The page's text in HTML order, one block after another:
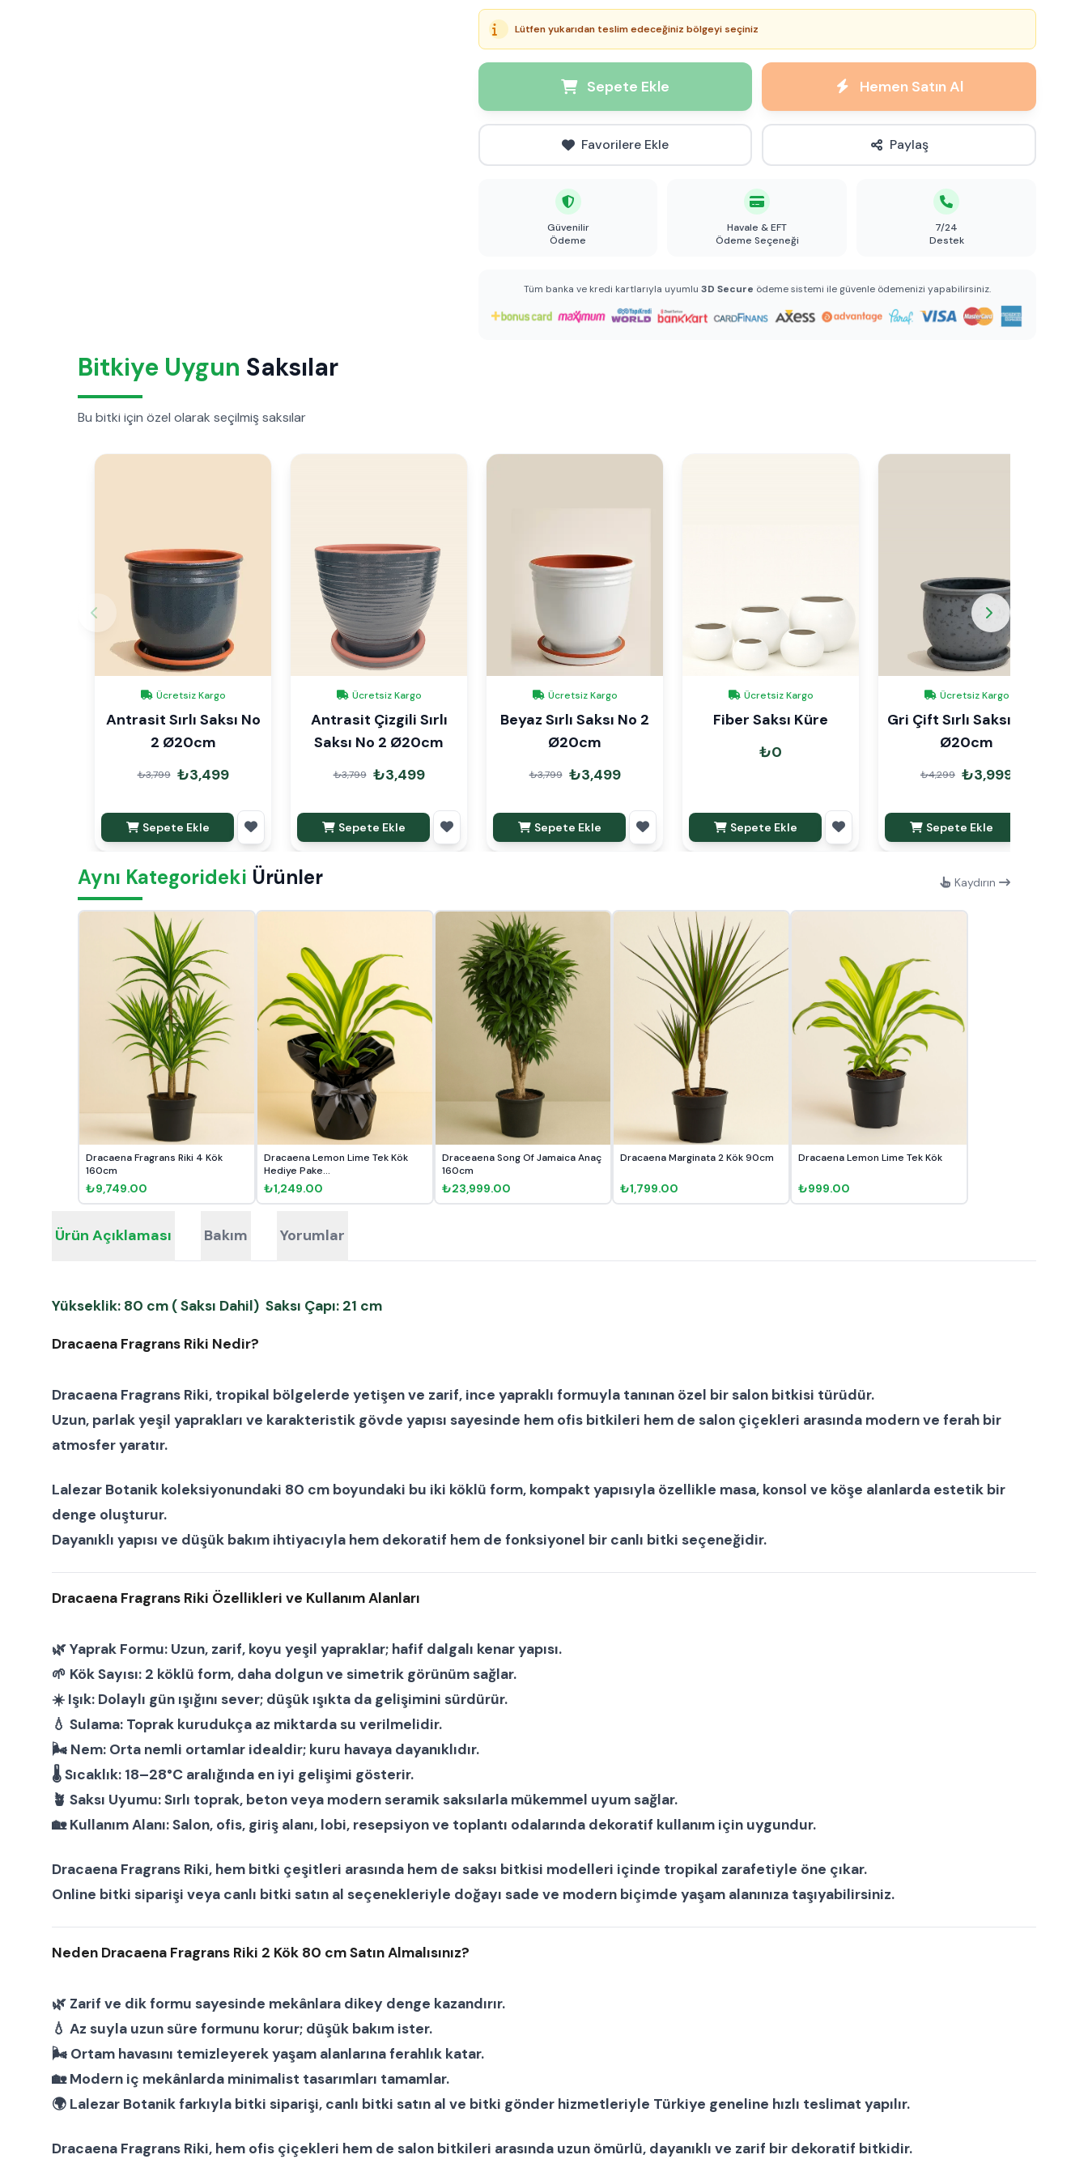
Lütfen yukarıdan teslim edeceğiniz bölgeyi seçiniz
Sepete Ekle Hemen Satın Al
Favorilere Ekle Paylaş
Güvenilir
Ödeme
Havale & EFT
Ödeme Seçeneği
7/24
Destek
Tüm banka ve kredi kartlarıyla uyumlu 3D Secure ödeme sistemi ile güvenle ödemenizi yapabilirsiniz.
Bitkiye Uygun Saksılar
Bu bitki için özel olarak seçilmiş saksılar
Ücretsiz Kargo
Antrasit Sırlı Saksı No
2 Ø20cm
₺3,799 ₺3,499
Sepete Ekle
Ücretsiz Kargo
Antrasit Çizgili Sırlı
Saksı No 2 Ø20cm
₺3,799 ₺3,499
Sepete Ekle
Ücretsiz Kargo
Beyaz Sırlı Saksı No 2
Ø20cm
₺3,799 ₺3,499
Sepete Ekle
Ücretsiz Kargo
Fiber Saksı Küre
₺0
Sepete Ekle
Ücretsiz Kargo
Gri Çift Sırlı Saksı No 2
Ø20cm
₺4,299 ₺3,999
Sepete Ekle
Aynı Kategorideki Ürünler Kaydırın
Dracaena Fragrans Riki 4 Kök
160cm
₺9,749.00
Dracaena Lemon Lime Tek Kök
Hediye Pake...
₺1,249.00
Draceaena Song Of Jamaica Anaç
160cm
₺23,999.00
Dracaena Marginata 2 Kök 90cm
₺1,799.00
Dracaena Lemon Lime Tek Kök
₺999.00
Ürün Açıklaması Bakım Yorumlar
Yükseklik: 80 cm ( Saksı Dahil) Saksı Çapı: 21 cm
Dracaena Fragrans Riki Nedir?
Dracaena Fragrans Riki, tropikal bölgelerde yetişen ve zarif, ince yapraklı formuyla tanınan özel birsalon bitkisi türüdür.
Uzun, parlak yeşil yaprakları ve karakteristik gövde yapısı sayesinde hem ofis bitkileri hem de salon çiçekleri arasında modern ve ferah bir
atmosfer yaratır.
Lalezar Botanik koleksiyonundaki 80 cm boyundaki bu iki köklü form, kompakt yapısıyla özellikle masa, konsol ve köşe alanlarda estetik bir
denge oluşturur.
Dayanıklı yapısı ve düşük bakım ihtiyacıyla hem dekoratif hem de fonksiyonel bir canlı bitki seçeneğidir.
Dracaena Fragrans Riki Özellikleri ve Kullanım Alanları
🌿Yaprak Formu: Uzun, zarif, koyu yeşil yapraklar; hafif dalgalı kenar yapısı.
🌱 Kök Sayısı: 2 köklü form, daha dolgun ve simetrik görünüm sağlar.
☀️ Işık: Dolaylı gün ışığını sever; düşük ışıkta da gelişimini sürdürür.
💧 Sulama: Toprak kurudukça az miktarda su verilmelidir.
🌬 Nem: Orta nemli ortamlar idealdir; kuru havaya dayanıklıdır.
🌡Sıcaklık: 18–28°C aralığında en iyi gelişimi gösterir.
🪴 Saksı Uyumu:Sırlı toprak, beton veya modern seramik saksılarla mükemmel uyum sağlar.
🏡Kullanım Alanı:Salon, ofis, giriş alanı, lobi, resepsiyon ve toplantı odalarında dekoratif kullanım için uygundur.
Dracaena Fragrans Riki, hem bitki çeşitleri arasında hem de saksı bitkisi modelleri içinde tropikal zarafetiyle öne çıkar.
Online bitki siparişi veya canlı bitki satın al seçenekleriyle doğayı sade ve modern biçimde yaşam alanınıza taşıyabilirsiniz.
Neden Dracaena Fragrans Riki 2 Kök 80 cm Satın Almalısınız?
🌿 Zarif ve dik formu sayesinde mekânlara dikey denge kazandırır.
💧 Az suyla uzun süre formunu korur; düşük bakım ister.
🌬 Ortam havasını temizleyerek yaşam alanlarına ferahlık katar.
🏡 Modern iç mekânlarda minimalist tasarımları tamamlar.
🌍 Lalezar Botanik farkıyla bitki siparişi, canlı bitki satın al ve bitki gönder hizmetleriyle Türkiye geneline hızlı teslimat yapılır.
Dracaena Fragrans Riki, hem ofis çiçekleri hem de salon bitkileri arasında uzun ömürlü, dayanıklı ve zarif bir dekoratif bitkidir.